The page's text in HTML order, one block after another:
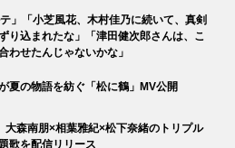
」「小芝風花、木村佳乃に続いて、真剣
り込まれたな」「津田健次郎さんは、こ
わせたんじゃないかな」
夏の物語を紡ぐ「松に鶴」MV公開
大森南朋×相葉雅紀×松下奈緒のトリプル
歌を配信リリース